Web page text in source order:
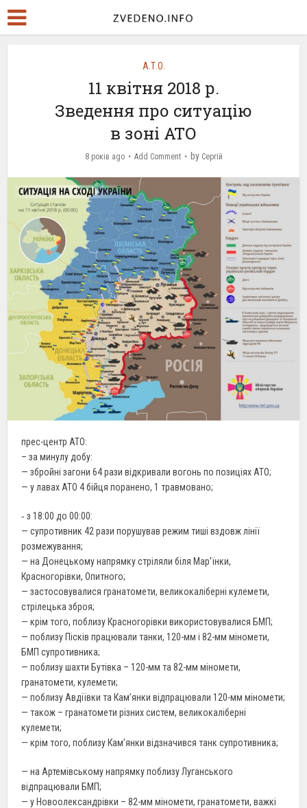
А.Т.О.
11 квітня 2018 р.
Зведення про ситуацію
в зоні АТО
8 років ago Add Comment by Сергій
прес-центр АТО:
– за минулу добу:
— збройні загони 64 рази відкривали вогонь по позиціях АТО;
— у лавах АТО 4 бійця поранено, 1 травмовано;
‐ з 18:00 до 00:00:
— супротивник 42 рази порушував режим тиші вздовж лінії
розмежування;
— на Донецькому напрямку стріляли біля Мар’їнки,
Красногорівки, Опитного;
— застосовувалися гранатомети, великокаліберні кулемети,
стрілецька зброя;
— крім того, поблизу Красногорівки використовувалися БМП;
— поблизу Пісків працювали танки, 120-мм і 82-мм міномети,
БМП супротивника;
— поблизу шахти Бутівка – 120-мм та 82-мм міномети,
гранатомети, кулемети;
— поблизу Авдіївки та Кам’янки відпрацювали 120-мм міномети;
— також – гранатомети різних систем, великокаліберні
кулемети;
— крім того, поблизу Кам’янки відзначився танк супротивника;
— на Артемівському напрямку поблизу Луганського
відпрацювали БМП;
— у Новоолександрівки – 82-мм міномети, гранатомети, важкі